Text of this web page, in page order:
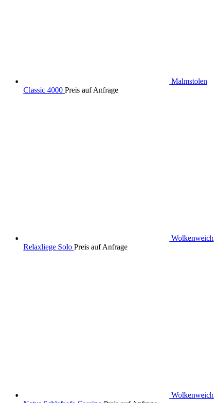
Malmstolen
Classic 4000 Preis auf Anfrage
Wolkenweich
Relaxliege Solo Preis auf Anfrage
Wolkenweich